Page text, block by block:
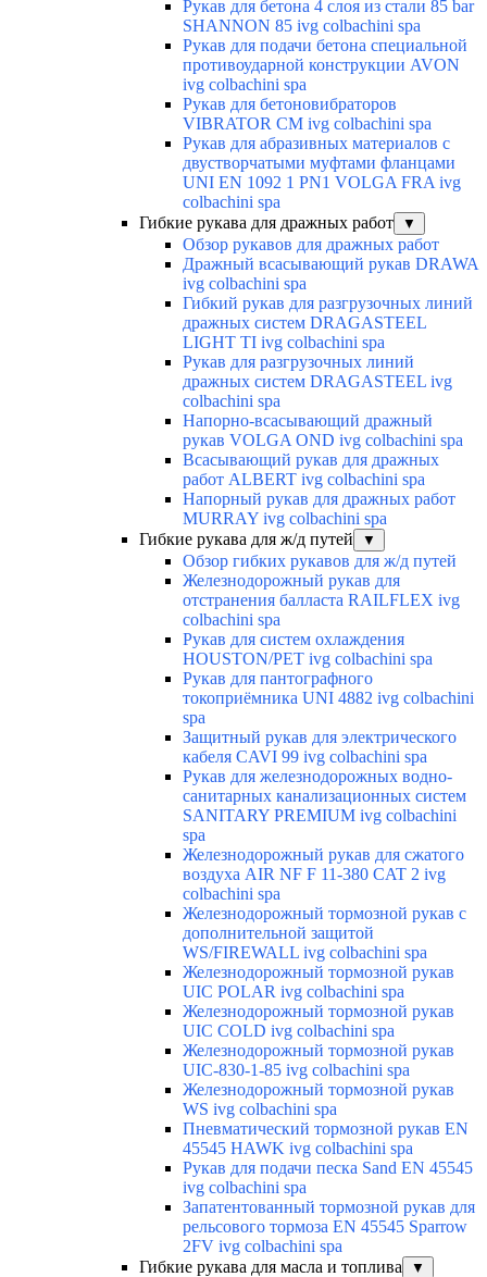
Рукав для бетона 4 слоя из стали 85 bar
SHANNON 85 ivg colbachini spa
Рукав для подачи бетона специальной
противоударной конструкции AVON
ivg colbachini spa
Рукав для бетоновибраторов
VIBRATOR CM ivg colbachini spa
Рукав для абразивных материалов с
двустворчатыми муфтами фланцами
UNI EN 1092 1 PN1 VOLGA FRA ivg
colbachini spa
Гибкие рукава для дражных работ
▼
Обзор рукавов для дражных работ
Дражный всасывающий рукав DRAWA
ivg colbachini spa
Гибкий рукав для разгрузочных линий
дражных систем DRAGASTEEL
LIGHT TI ivg colbachini spa
Рукав для разгрузочных линий
дражных систем DRAGASTEEL ivg
colbachini spa
Напорно-всасывающий дражный
рукав VOLGA OND ivg colbachini spa
Всасывающий рукав для дражных
работ ALBERT ivg colbachini spa
Напорный рукав для дражных работ
MURRAY ivg colbachini spa
Гибкие рукава для ж/д путей
▼
Обзор гибких рукавов для ж/д путей
Железнодорожный рукав для
отстранения балласта RAILFLEX ivg
colbachini spa
Рукав для систем охлаждения
HOUSTON/PET ivg colbachini spa
Рукав для пантографного
токоприёмника UNI 4882 ivg colbachini
spa
Защитный рукав для электрического
кабеля CAVI 99 ivg colbachini spa
Рукав для железнодорожных водно-
санитарных канализационных систем
SANITARY PREMIUM ivg colbachini
spa
Железнодорожный рукав для сжатого
воздуха AIR NF F 11-380 CAT 2 ivg
colbachini spa
Железнодорожный тормозной рукав с
дополнительной защитой
WS/FIREWALL ivg colbachini spa
Железнодорожный тормозной рукав
UIC POLAR ivg colbachini spa
Железнодорожный тормозной рукав
UIC COLD ivg colbachini spa
Железнодорожный тормозной рукав
UIC-830-1-85 ivg colbachini spa
Железнодорожный тормозной рукав
WS ivg colbachini spa
Пневматический тормозной рукав EN
45545 HAWK ivg colbachini spa
Рукав для подачи песка Sand EN 45545
ivg colbachini spa
Запатентованный тормозной рукав для
рельсового тормоза EN 45545 Sparrow
2FV ivg colbachini spa
Гибкие рукава для масла и топлива
▼